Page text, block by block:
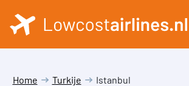
Home Turkije Istanbul